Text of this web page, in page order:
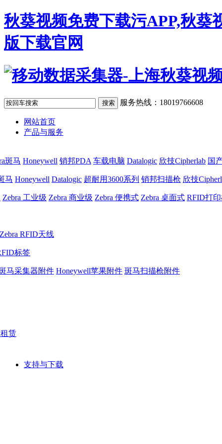
秋葵视频免费下载污APP,秋葵
版下载官网
服务热线：18019766608
网站首页
产品与服务
斑马 Honeywell 销邦PDA 车载电脑 Datalogic 欣技Cipherlab 国
马 Honeywell Datalogic 超耐用3600系列 销邦扫描枪 欣技
Zebra 工业级 Zebra 商业级 Zebra 便携式 Zebra 桌面式 RFID打
Zebra RFID天线
标签
马采集器附件 Honeywell苹果附件 斑马扫描枪附件
赁
支持与下载